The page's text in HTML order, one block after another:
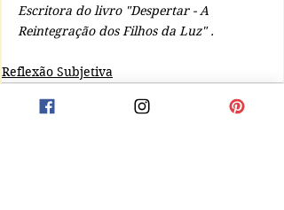
Escritora do livro "Despertar - A
Reintegração dos Filhos da Luz" .
Reflexão Subjetiva